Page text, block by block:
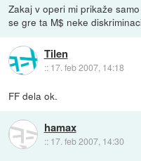
Zakaj v operi mi prikaže
se gre ta M$ neke
Tilen
:: 17. feb 2007, 14:18
FF dela ok.
hamax
:: 17. feb 2007, 14:30